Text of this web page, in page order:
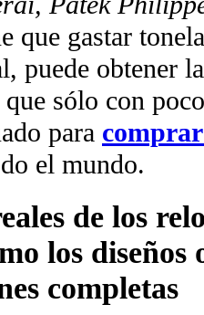
que gastar
puede obtener
sólo con
para
el mundo.
de los
los diseños
completas